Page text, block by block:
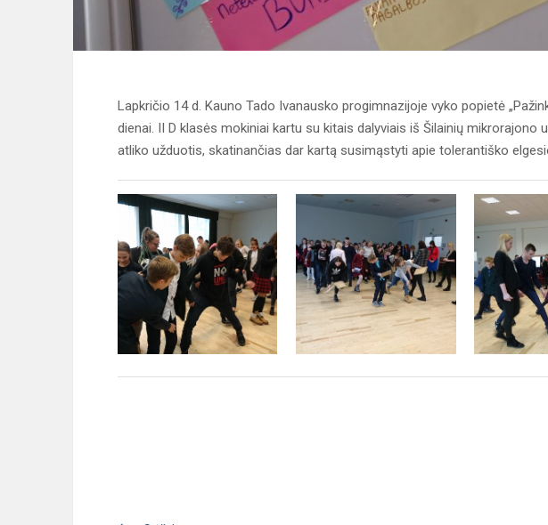
Lapkričio 14 d. Kauno Tado Ivanausko progimnazijoje vyko popietė
dienai. II D klasės mokiniai kartu su kitais dalyviais iš Šilainių
atliko užduotis, skatinančias dar kartą susimąstyti apie tolerantiško